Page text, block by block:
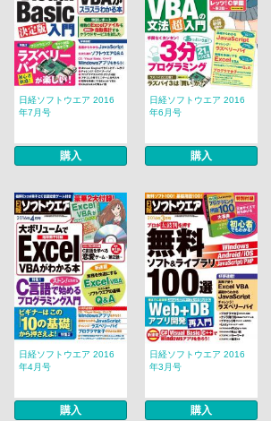
日経ソフトウエア 2016
年7月号
購入
日経ソフトウエア 2016
年6月号
購入
日経ソフトウエア 2016
年4月号
購入
日経ソフトウエア 2016
年3月号
購入